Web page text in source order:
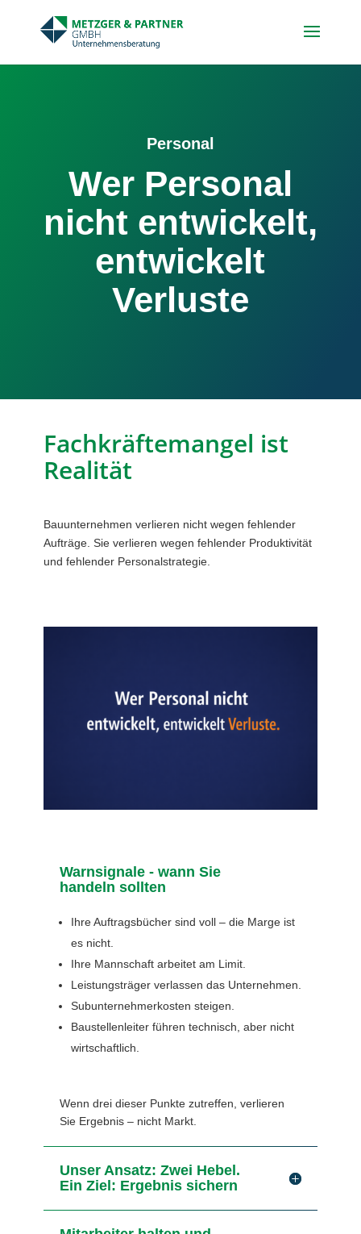
content
Personal
Wer Personal
nicht entwickelt,
entwickelt
Verluste
Fachkräftemangel ist
Realität
Bauunternehmen verlieren nicht wegen fehlender
Aufträge. Sie verlieren wegen fehlender Produktivität
und fehlender Personalstrategie.
Warnsignale - wann Sie
handeln sollten
Ihre Auftragsbücher sind voll – die Marge ist
es nicht.
Ihre Mannschaft arbeitet am Limit.
Leistungsträger verlassen das Unternehmen.
Subunternehmerkosten steigen.
Baustellenleiter führen technisch, aber nicht
wirtschaftlich.
Wenn drei dieser Punkte zutreffen, verlieren
Sie Ergebnis – nicht Markt.
Unser Ansatz: Zwei Hebel.
Ein Ziel: Ergebnis sichern